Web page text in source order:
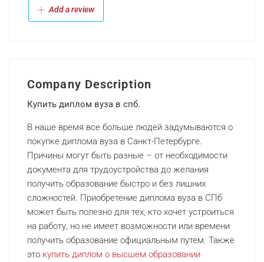
Add a review
Company Description
Купить диплом вуза в спб.
В наше время все больше людей задумываются о
покупке диплома вуза в Санкт-Петербурге.
Причины могут быть разные – от необходимости
документа для трудоустройства до желания
получить образование быстро и без лишних
сложностей. Приобретение диплома вуза в СПб
может быть полезно для тех, кто хочет устроиться
на работу, но не имеет возможности или времени
получить образование официальным путем. Также
это купить диплом о высшем образовании